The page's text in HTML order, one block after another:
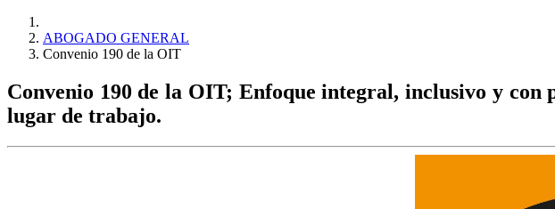
ABOGADO GENERAL
Convenio 190 de la OIT
Convenio 190 de la OIT; Enfoque integral, inclusivo y con
lugar de trabajo.